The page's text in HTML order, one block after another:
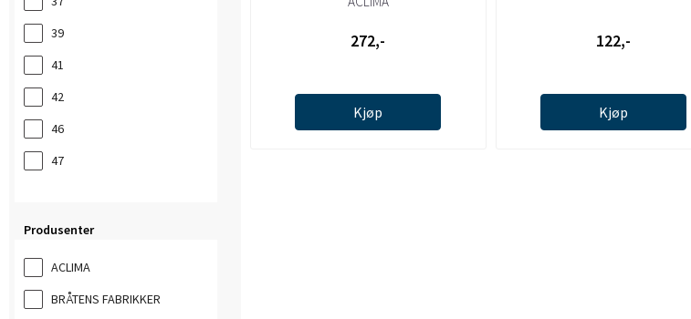
39
41
42
46
47
Produsenter
ACLIMA
BRÅTENS FABRIKKER
272,-
Kjøp
122,-
Kjøp